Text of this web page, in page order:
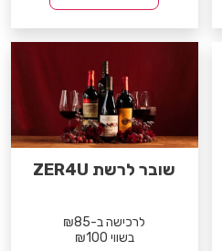
שובר לרשת ZER4U
לרכישה ב-₪85
בשווי ₪100